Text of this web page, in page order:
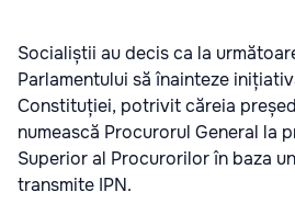
Socialiștii au decis ca la
Parlamentului să înainteze
Constituției, potrivit căreia
numească Procurorul General la
Superior al Procurorilor în baza
transmite IPN.